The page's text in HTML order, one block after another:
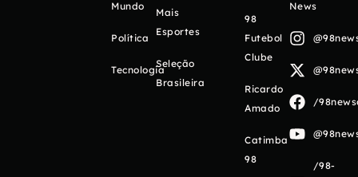
Mundo
Política
Tecnologia
Mais
Esportes
Seleção
Brasileira
98
Futebol
Clube
Ricardo
Amado
Catimba
98
News
/
/98-